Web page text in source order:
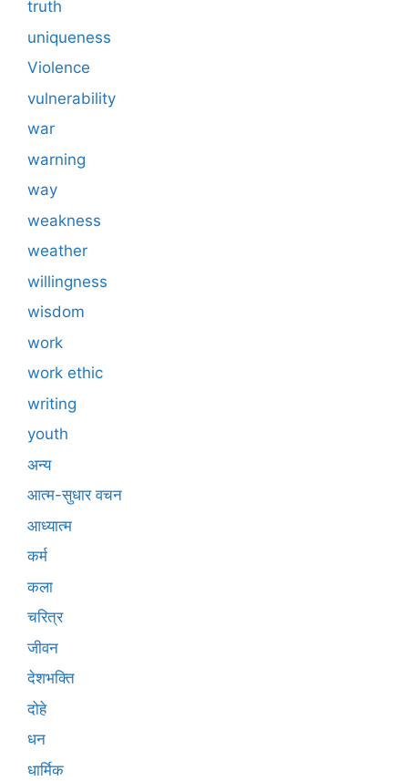
truth
uniqueness
Violence
vulnerability
war
warning
way
weakness
weather
willingness
wisdom
work
work ethic
writing
youth
अन्य
आत्म-सुधार वचन
आध्यात्म
कर्म
कला
चरित्र
जीवन
देशभक्ति
दोहे
धन
धार्मिक